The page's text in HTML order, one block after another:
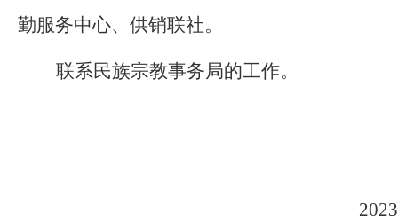
勤服务中心、供销联社。
联系民族宗教事务局的工作。
2023